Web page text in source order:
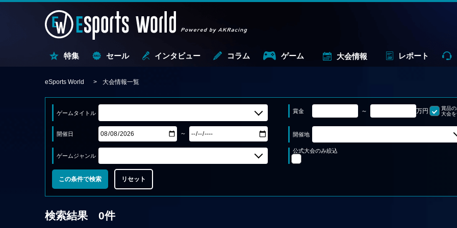
特集 セール インタビュー コラム ゲーム 大会情報 レポート
eSports World 大会情報一覧
ゲームタイトル 賞金 ～ 万円
賞品
大会
開催日 ～ 開催地
ゲームジャンル
公式大会のみ絞込
検索結果 0件